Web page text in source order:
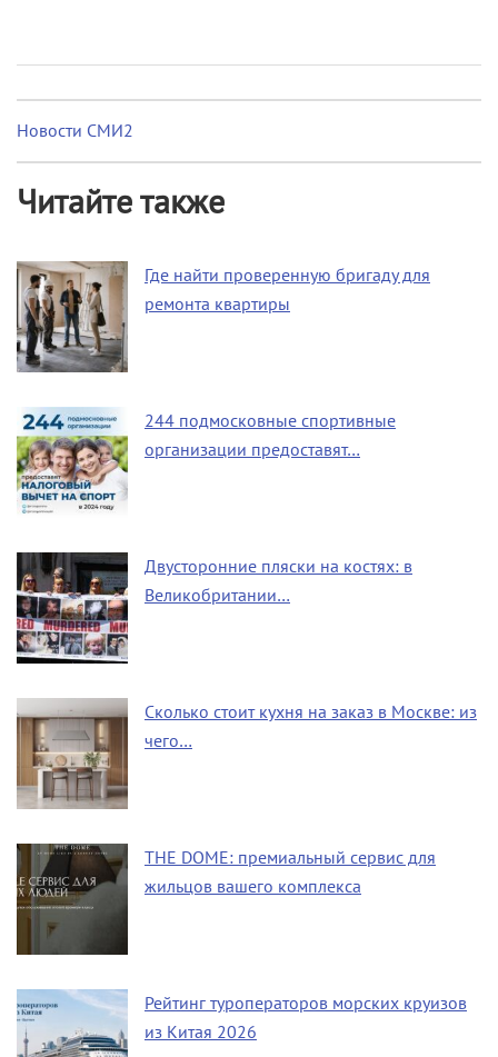
Новости СМИ2
Читайте также
Где найти проверенную бригаду для
ремонта квартиры
244 подмосковные спортивные
организации предоставят…
Двусторонние пляски на костях: в
Великобритании…
Сколько стоит кухня на заказ в Москве: из
чего…
THE DOME: премиальный сервис для
жильцов вашего комплекса
Рейтинг туроператоров морских круизов
из Китая 2026